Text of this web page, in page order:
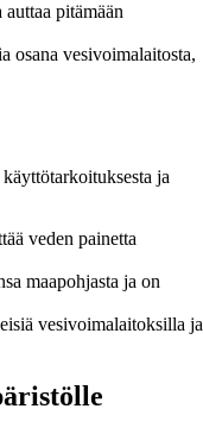
pitämään
osana vesivoimalaitosta,
ja
veden painetta
maapohjasta ja on
vesivoimalaitoksilla ja